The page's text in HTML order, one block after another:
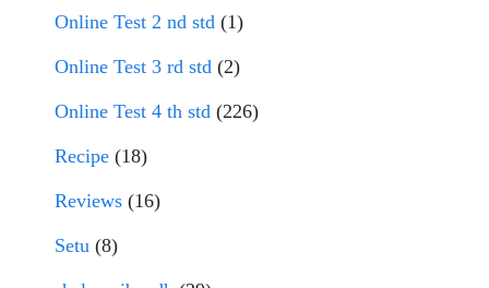
Online Test 2 nd std (1)
Online Test 3 rd std (2)
Online Test 4 th std (226)
Recipe (18)
Reviews (16)
Setu (8)